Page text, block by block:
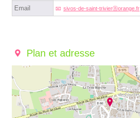
Email sivos-de-saint-trivierⓐorange.fr
Plan et adresse